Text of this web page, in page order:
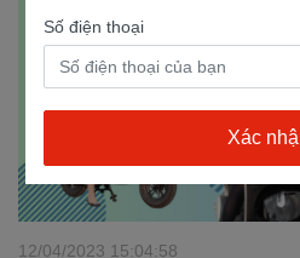
12/04/2023 15:04:58
Số điện thoại